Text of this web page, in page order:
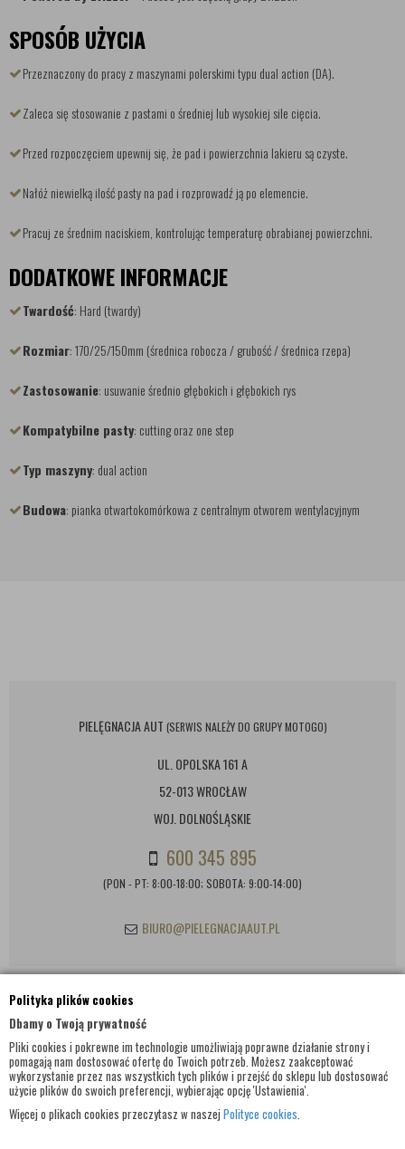
Polityka plików cookies
Dbamy o Twoją prywatność
Pliki cookies i pokrewne im technologie umożliwiają poprawne działanie strony i
pomagają nam dostosować ofertę do Twoich potrzeb. Możesz zaakceptować
wykorzystanie przez nas wszystkich tych plików i przejść do sklepu lub dostosować
użycie plików do swoich preferencji, wybierając opcję 'Ustawienia'.
Więcej o plikach cookies przeczytasz w naszej Polityce cookies.
SPOSÓB UŻYCIA
Przeznaczony do pracy z maszynami polerskimi typu dual action (DA).
Zaleca się stosowanie z pastami o średniej lub wysokiej sile cięcia.
Przed rozpoczęciem upewnij się, że pad i powierzchnia lakieru są czyste.
Nałóż niewielką ilość pasty na pad i rozprowadź ją po elemencie.
Pracuj ze średnim naciskiem, kontrolując temperaturę obrabianej powierzchni.
DODATKOWE INFORMACJE
Twardość: Hard (twardy)
Rozmiar: 170/25/150mm (średnica robocza / grubość / średnica rzepa)
Zastosowanie: usuwanie średnio głębokich i głębokich rys
Kompatybilne pasty: cutting oraz one step
Typ maszyny: dual action
Budowa: pianka otwartokomórkowa z centralnym otworem wentylacyjnym
PIELĘGNACJA AUT (SERWIS NALEŻY DO GRUPY MOTOGO)
UL. OPOLSKA 161 A
52-013 WROCŁAW
WOJ. DOLNOŚLĄSKIE
600 345 895
(PON - PT: 8:00-18:00; SOBOTA: 9:00-14:00)
BIURO@PIELEGNACJAAUT.PL
INFORMACJE KONTAKTOWE